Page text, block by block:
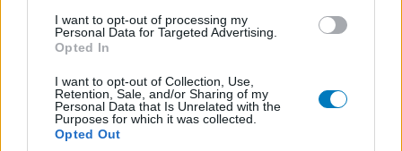
I want to opt-out of processing my
Personal Data for Targeted Advertising.
Opted In
I want to opt-out of Collection, Use,
Retention, Sale, and/or Sharing of my
Personal Data that Is Unrelated with the
Purposes for which it was collected.
Opted Out